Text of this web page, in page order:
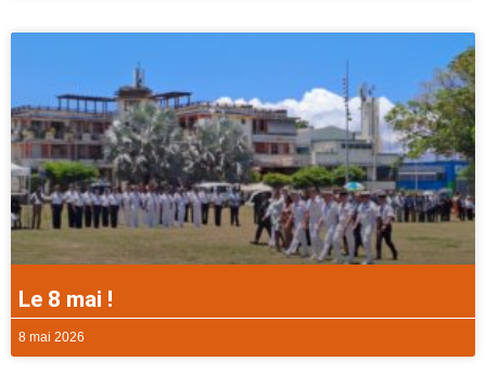
Le 8 mai !
8 mai 2026